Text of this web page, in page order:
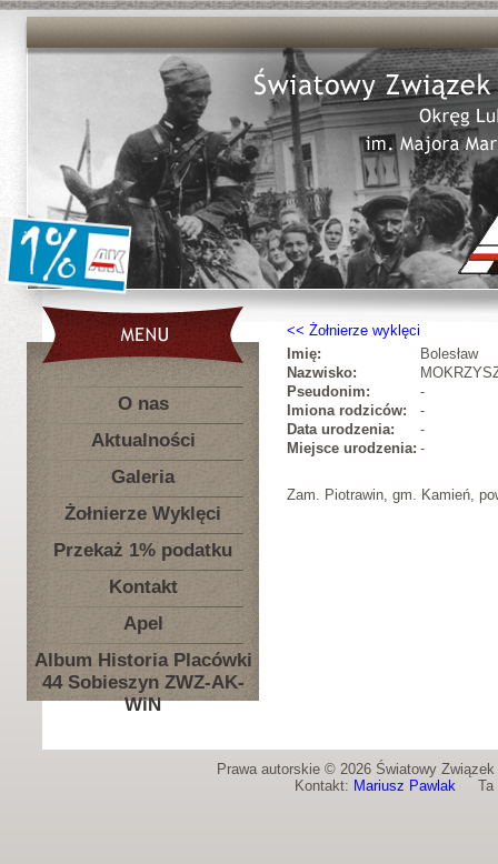
O nas
Aktualności
Galeria
Żołnierze Wyklęci
Przekaż 1% podatku
Kontakt
Apel
Album Historia Placówki
44 Sobieszyn ZWZ-AK-
WiN
Żołnierze wyklęci
Imię:
Bolesław
Nazwisko:
Pseudonim:
-
Imiona rodziców:
-
Data urodzenia:
-
Miejsce urodzenia: -
Zam. Piotrawin, gm. Kamień,
Prawa autorskie © 2026 Światowy
Kontakt: Mariusz PawlakTa